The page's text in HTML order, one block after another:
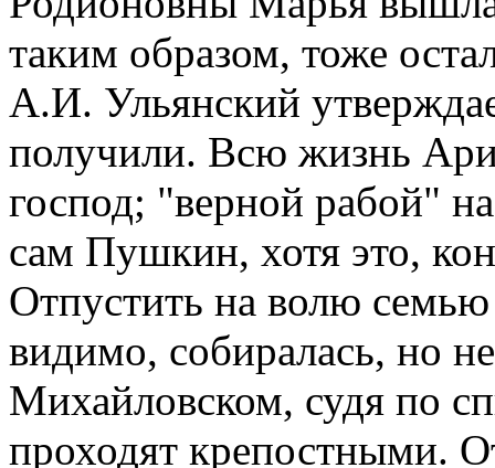
таким образом, тоже
А.И. Ульянский
получили. Всю жизнь
господ; "верной рабой"
сам Пушкин, хотя это,
Отпустить на волю
видимо, собиралась, но
Михайловском, судя по
проходят крепостными.